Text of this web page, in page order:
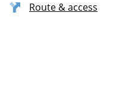
Route & access